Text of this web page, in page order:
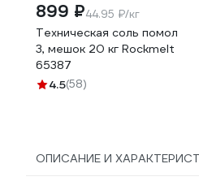
899 ₽44.95 ₽/кг
Техническая соль помол
3, мешок 20 кг Rockmelt
65387
4.5(58)
ОПИСАНИЕ И